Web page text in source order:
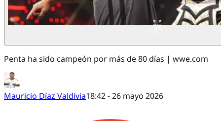
Penta ha sido campeón por más de 80 días | wwe.com
Mauricio Díaz Valdivia18:42 - 26 mayo 2026